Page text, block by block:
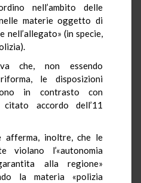
nell’ambito delle
materie oggetto di
(in specie,
che, non essendo
le disposizioni
in contrasto con
accordo dell’11
afferma, inoltre, che le
violano l’«autonomia
alla regione»
la materia «polizia